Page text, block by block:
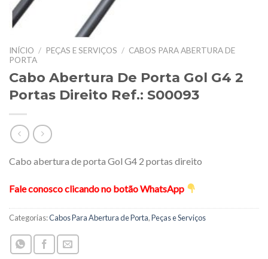
INÍCIO / PEÇAS E SERVIÇOS / CABOS PARA ABERTURA DE
PORTA
Cabo Abertura De Porta Gol G4 2
Portas Direito Ref.: S00093
Cabo abertura de porta Gol G4 2 portas direito
Fale conosco clicando no botão WhatsApp
Categorias:Cabos Para Abertura de Porta,Peças e Serviços